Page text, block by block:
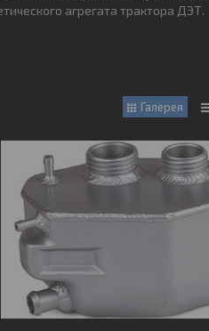
агрегата трактора ДЭТ.
Галерея